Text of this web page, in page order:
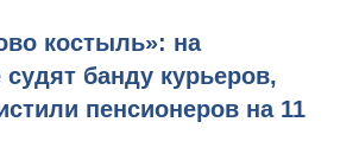
костыль»: на
банду курьеров,
пенсионеров на 11